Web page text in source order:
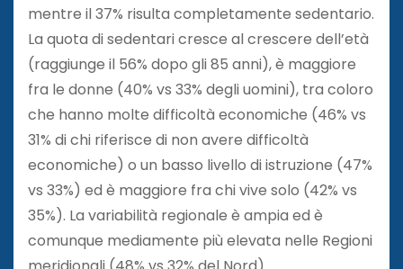
mentre il 37% risulta completamente sedentario.
La quota di sedentari cresce al crescere dell’età
(raggiunge il 56% dopo gli 85 anni), è maggiore
fra le donne (40% vs 33% degli uomini), tra coloro
che hanno molte difficoltà economiche (46% vs
31% di chi riferisce di non avere difficoltà
economiche) o un basso livello di istruzione (47%
vs 33%) ed è maggiore fra chi vive solo (42% vs
35%). La variabilità regionale è ampia ed è
comunque mediamente più elevata nelle Regioni